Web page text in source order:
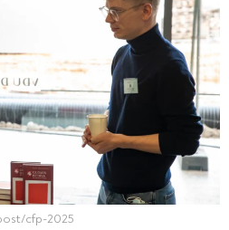
cfp-2025